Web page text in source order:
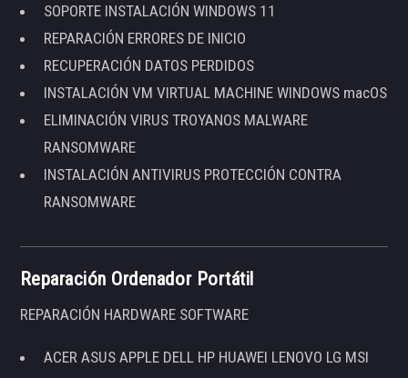
SOPORTE INSTALACIÓN WINDOWS 11
REPARACIÓN ERRORES DE INICIO
RECUPERACIÓN DATOS PERDIDOS
INSTALACIÓN VM VIRTUAL MACHINE WINDOWS macOS
ELIMINACIÓN VIRUS TROYANOS MALWARE
RANSOMWARE
INSTALACIÓN ANTIVIRUS PROTECCIÓN CONTRA
RANSOMWARE
Reparación Ordenador Portátil
REPARACIÓN HARDWARE SOFTWARE
ACER ASUS APPLE DELL HP HUAWEI LENOVO LG MSI